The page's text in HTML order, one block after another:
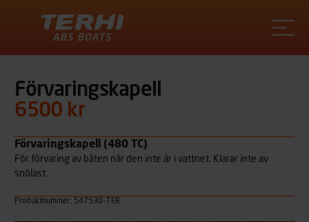
Förvaringskapell
6500 kr
Förvaringskapell (480 TC)
För förvaring av båten när den inte är i vattnet. Klarar inte av
snölast.
Produktnummer: 547530-TER